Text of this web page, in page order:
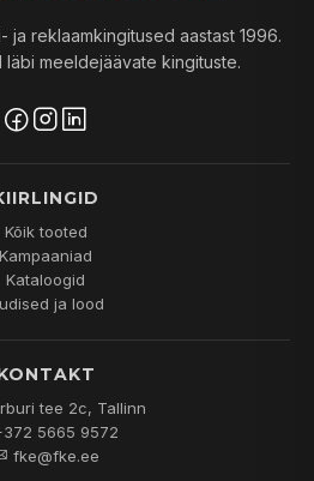
ja reklaamkingitused aastast 1996.
läbi meeldejäävate kingituste.
Kõik tooted
Kampaaniad
Kataloogid
ja lood
tee 2c, Tallinn
5665 9572
fke@fke.ee